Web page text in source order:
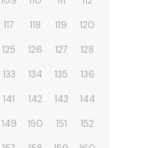
117 118 119 120
125 126 127 128
133 134 135 136
141 142 143 144
149 150 151 152